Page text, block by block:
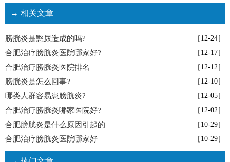
→ 相关文章
［12-24］
膀胱炎是憋尿造成的吗?
［12-17］
合肥治疗膀胱炎医院哪家好?
［12-12］
合肥治疗膀胱炎医院排名
［12-10］
膀胱炎是怎么回事?
［12-05］
哪类人群容易患膀胱炎?
［12-02］
合肥治疗膀胱炎哪家医院好?
［10-29］
合肥膀胱炎是什么原因引起的
［10-29］
合肥治疗膀胱炎医院哪家好